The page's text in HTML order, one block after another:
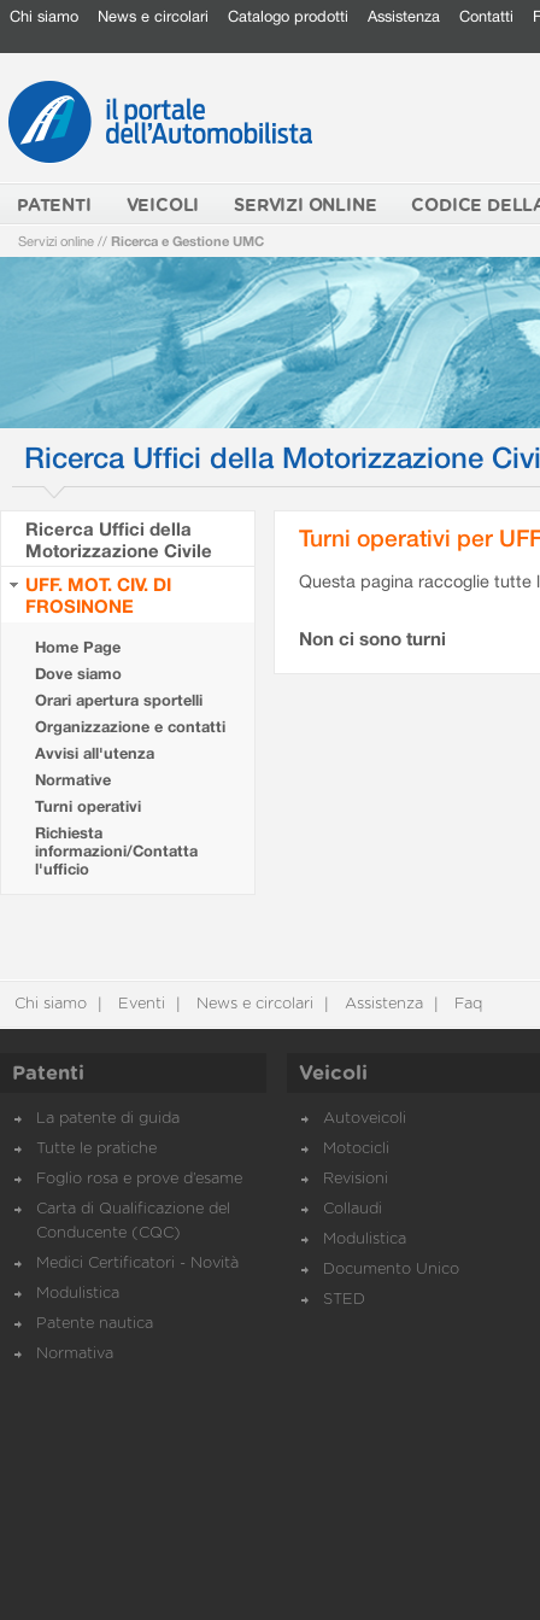
Chi siamo News e circolari Catalogo prodotti Assistenza Contatti
PATENTI VEICOLI SERVIZI ONLINE CODICE
Servizi online // Ricerca e Gestione UMC
Ricerca Uffici della Motorizzazione
Ricerca Uffici della
Motorizzazione Civile
UFF. MOT. CIV. DI
FROSINONE
Home Page
Dove siamo
Orari apertura sportelli
Organizzazione e contatti
Avvisi all'utenza
Normative
Turni operativi
Richiesta
informazioni/Contatta
l'ufficio
Turni operativi per
Questa pagina raccoglie tutte
Non ci sono turni
Chi siamo Eventi News e circolari Assistenza Faq
Patenti
La patente di guida
Tutte le pratiche
Foglio rosa e prove d’esame
Carta di Qualificazione del
Conducente (CQC)
Medici Certificatori - Novità
Modulistica
Patente nautica
Normativa
Veicoli
Autoveicoli
Motocicli
Revisioni
Collaudi
Modulistica
Documento Unico
STED